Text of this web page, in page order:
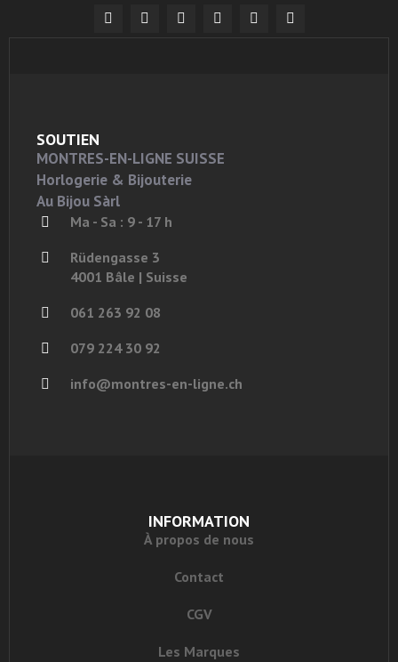
SOUTIEN
MONTRES-EN-LIGNE SUISSE
Horlogerie & Bijouterie
Au Bijou Sàrl
Ma - Sa : 9 - 17 h
Rüdengasse 3
4001 Bâle | Suisse
061 263 92 08
079 224 30 92
info@montres-en-ligne.ch
INFORMATION
À propos de nous
Contact
CGV
Les Marques